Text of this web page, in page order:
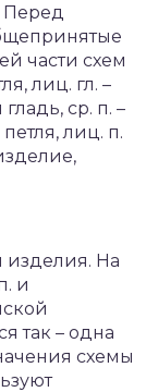
Перед
части схем
лиц. гл. –
ср. п. –
лиц. п.
изделия. На
и
так – одна
схемы